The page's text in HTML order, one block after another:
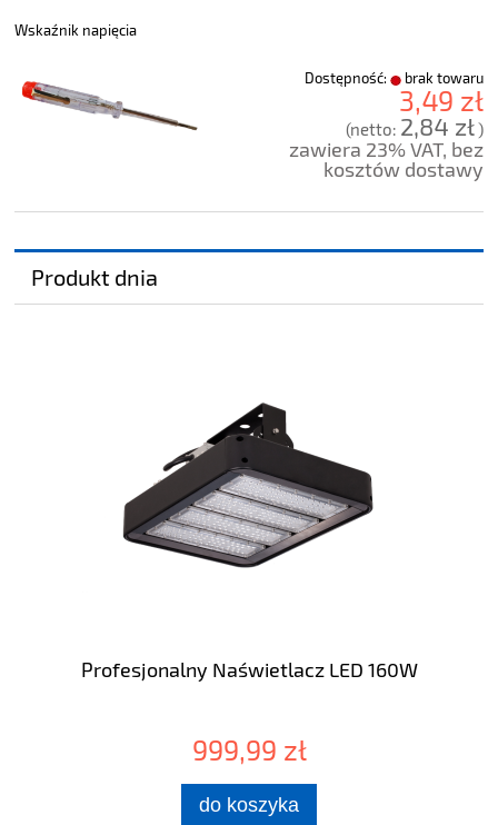
Wskaźnik napięcia
Dostępność: brak towaru
3,49 zł
(netto: 2,84 zł)
zawiera 23% VAT, bez
kosztów dostawy
Produkt dnia
Profesjonalny Naświetlacz LED 160W
999,99 zł
do koszyka